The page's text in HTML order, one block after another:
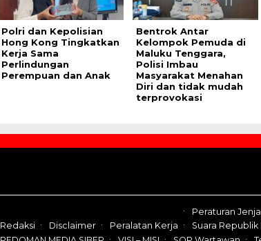
Polri dan Kepolisian
Hong Kong Tingkatkan
Kerja Sama
Perlindungan
Perempuan dan Anak
Bentrok Antar
Kelompok Pemuda di
Maluku Tenggara,
Polisi Imbau
Masyarakat Menahan
Diri dan tidak mudah
terprovokasi
Redaksi Disclaimer Peralatan Kerja
Peraturan
Suara